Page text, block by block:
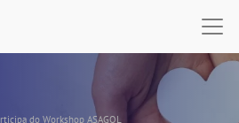
do Workshop ASAGOL